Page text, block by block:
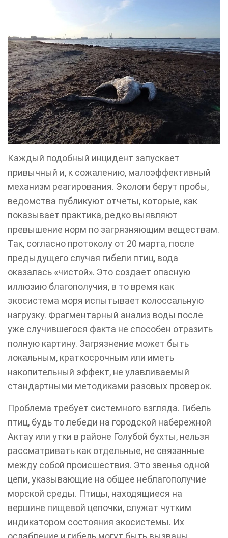
Каждый подобный инцидент запускает
привычный и, к сожалению, малоэффективный
механизм реагирования. Экологи берут пробы,
ведомства публикуют отчеты, которые, как
показывает практика, редко выявляют
превышение норм по загрязняющим веществам.
Так, согласно протоколу от 20 марта, после
предыдущего случая гибели птиц, вода
оказалась «чистой». Это создает опасную
иллюзию благополучия, в то время как
экосистема моря испытывает колоссальную
нагрузку. Фрагментарный анализ воды после
уже случившегося факта не способен отразить
полную картину. Загрязнение может быть
локальным, краткосрочным или иметь
накопительный эффект, не улавливаемый
стандартными методиками разовых проверок.
Проблема требует системного взгляда. Гибель
птиц, будь то лебеди на городской набережной
Актау или утки в районе Голубой бухты, нельзя
рассматривать как отдельные, не связанные
между собой происшествия. Это звенья одной
цепи, указывающие на общее неблагополучие
морской среды. Птицы, находящиеся на
вершине пищевой цепочки, служат чутким
индикатором состояния экосистемы. Их